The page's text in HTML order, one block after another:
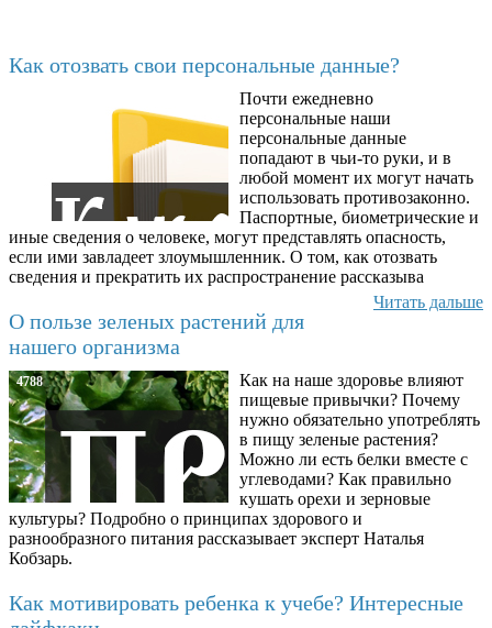
Как отозвать свои персональные данные?
Почти ежедневно
персональные наши
персональные данные
попадают в чьи-то руки, и в
любой момент их могут начать
использовать противозаконно.
Паспортные, биометрические и
иные сведения о человеке, могут представлять опасность,
если ими завладеет злоумышленник. О том, как отозвать
сведения и прекратить их распространение рассказыва
Читать дальше
О пользе зеленых растений для
нашего организма
4788
Как на наше здоровье влияют
пищевые привычки? Почему
нужно обязательно употреблять
в пищу зеленые растения?
Можно ли есть белки вместе с
углеводами? Как правильно
кушать орехи и зерновые
культуры? Подробно о принципах здорового и
разнообразного питания рассказывает эксперт Наталья
Кобзарь.
Как мотивировать ребенка к учебе? Интересные